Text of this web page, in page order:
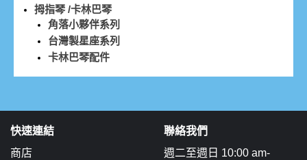
拇指琴 /卡林巴琴
角落小夥伴系列
台灣製星座系列
卡林巴琴配件
快速連結
商店
聯絡我們
週二至週日 10:00 am-